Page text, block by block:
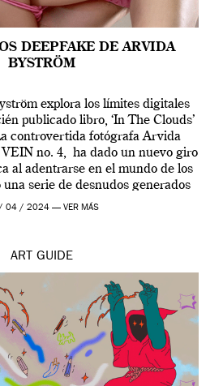
DEEPFAKE DE ARVIDA
BYSTRÖM
explora los límites digitales
publicado libro, ‘In The Clouds’
controvertida fotógrafa Arvida
no. 4, ha dado un nuevo giro
al adentrarse en el mundo de los
serie de desnudos generados
por […]
04 / 2024 — VER MÁS
ART GUIDE